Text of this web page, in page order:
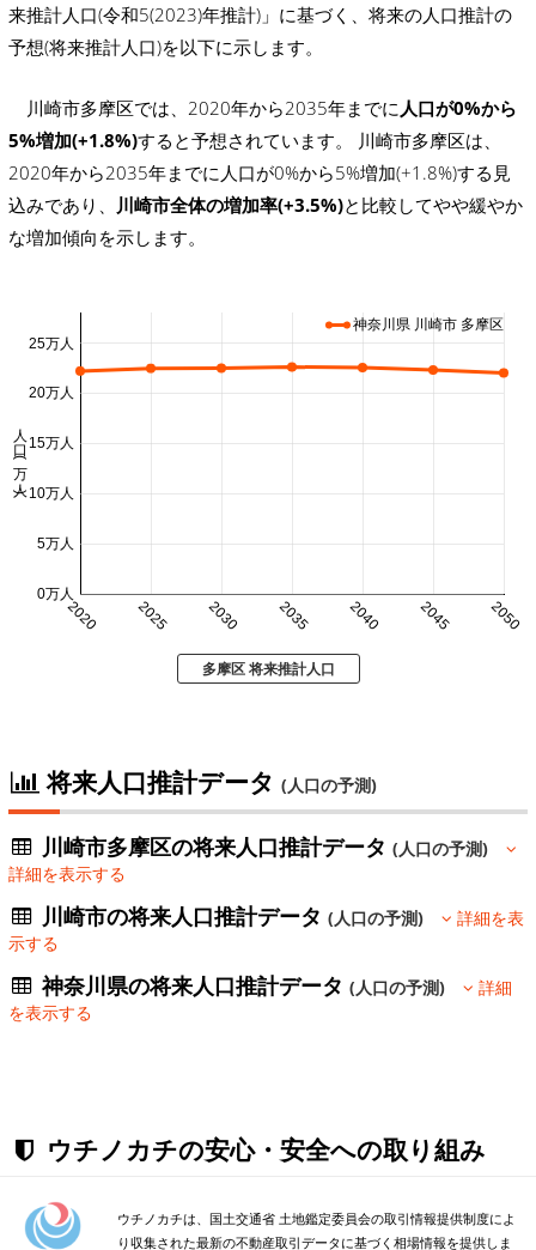
来推計人口(令和5(2023)年推計)」に基づく、将来の人口推計の
予想(将来推計人口)を以下に示します。
川崎市多摩区では、2020年から2035年までに 人口が0%から
5%増加(+1.8%)すると予想されています。 川崎市多摩区は、
2020年から2035年までに人口が0%から5%増加(+1.8%)する見
込みであり、
川崎市全体の増加率(+3.5%)と比較してやや緩やか
な増加傾向を示します。
2020 2025 2030 2035 2040 2045 2050
0万人
5万人
10万人
15万人
20万人
25万人
人口 (万人)
神奈川県 川崎市 多摩区
多摩区 将来推計人口
将来人口推計データ (人口の予測)
川崎市多摩区の将来人口推計データ(人口の予測)
詳細を表示する
川崎市の将来人口推計データ(人口の予測)
詳細を表
示する
神奈川県の将来人口推計データ(人口の予測)
詳細
を表示する
ウチノカチの安心・安全への取り組み
ウチノカチは、国土交通省 土地鑑定委員会の取引情報提供制度によ
り収集された最新の不動産取引データに基づく相場情報を提供しま